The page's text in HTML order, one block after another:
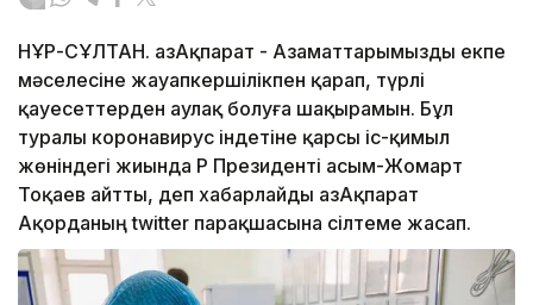
НҰР-СҰЛТАН. ҚазАқпарат - Азаматтарымызды екпе
мәселесіне жауапкершілікпен қарап, түрлі
қауесеттерден аулақ болуға шақырамын. Бұл
туралы коронавирус індетіне қарсы іс-қимыл
жөніндегі жиында ҚР Президенті Қасым-Жомарт
Тоқаев айтты, деп хабарлайды ҚазАқпарат
Ақорданың twitter парақшасына сілтеме жасап.